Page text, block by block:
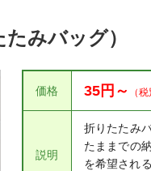
みバッグ）
価格 35円～ （
説明
折りたたみ
たままでの
を希望され